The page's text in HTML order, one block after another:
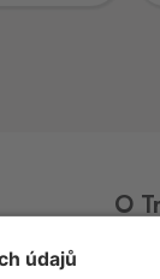
1
1
přechod
O